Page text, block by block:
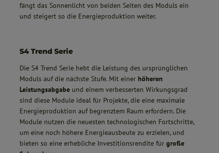
fängt das Sonnenlicht von beiden Seiten des Moduls ein
und steigert so die Energieproduktion weiter.
S4 Trend Serie
Die S4 Trend Serie hebt die Leistung des ursprünglichen
Moduls auf die nächste Stufe. Mit einer höheren
Leistungsabgabe und einem verbesserten Wirkungsgrad
sind diese Module ideal für Projekte, die eine maximale
Energieproduktion auf begrenztem Raum erfordern. Die
Module nutzen die neuesten technologischen Fortschritte,
um eine noch höhere Energieausbeute zu erzielen, und
bieten so eine erhebliche Investitionsrendite für große